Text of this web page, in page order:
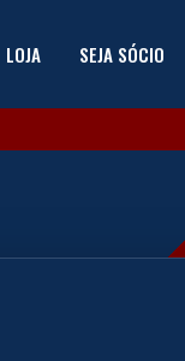
LOJA SEJA SÓCIO